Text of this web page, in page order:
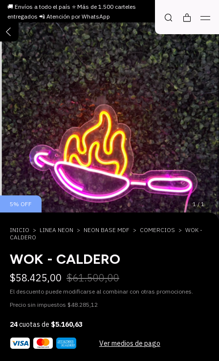
🚚 Envíos a todo el país ⭐ Más de 1.500 carteles
entregados 📲 Atención por WhatsApp
5% OFF 1/1
INICIO > LINEA NEON > NEON BASE MDF > COMERCIOS > WOK -
CALDERO
WOK - CALDERO
$58.425,00 $61.500,00
El descuento puede modificarse al combinar con otras promociones.
Precio sin impuestos $48.285,12
24cuotas de $5.160,63
Ver medios de pago